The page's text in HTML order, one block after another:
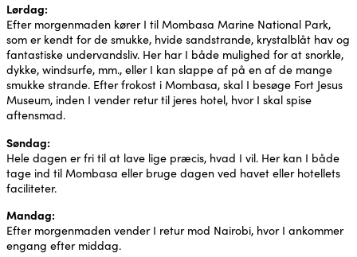
Lørdag:
Efter morgenmaden kører I til Mombasa Marine National Park,
som er kendt for de smukke, hvide sandstrande, krystalblåt hav og
fantastiske undervandsliv. Her har I både mulighed for at snorkle,
dykke, windsurfe, mm., eller I kan slappe af på en af de mange
smukke strande. Efter frokost i Mombasa, skal I besøge Fort Jesus
Museum, inden I vender retur til jeres hotel, hvor I skal spise
aftensmad.
Søndag:
Hele dagen er fri til at lave lige præcis, hvad I vil. Her kan I både
tage ind til Mombasa eller bruge dagen ved havet eller hotellets
faciliteter.
Mandag:
Efter morgenmaden vender I retur mod Nairobi, hvor I ankommer
engang efter middag.